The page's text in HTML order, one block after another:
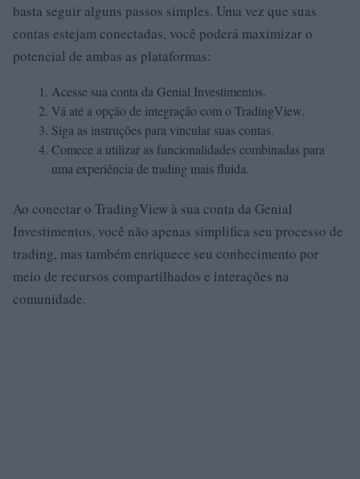
basta seguir alguns passos simples. Uma vez que suas
contas estejam conectadas, você poderá maximizar o
potencial de ambas as plataformas:
Acesse sua conta da Genial Investimentos.
Vá até a opção de integração com o TradingView.
Siga as instruções para vincular suas contas.
Comece a utilizar as funcionalidades combinadas para
uma experiência de trading mais fluida.
Ao conectar o TradingView à sua conta da Genial
Investimentos, você não apenas simplifica seu processo de
trading, mas também enriquece seu conhecimento por
meio de recursos compartilhados e interações na
comunidade.